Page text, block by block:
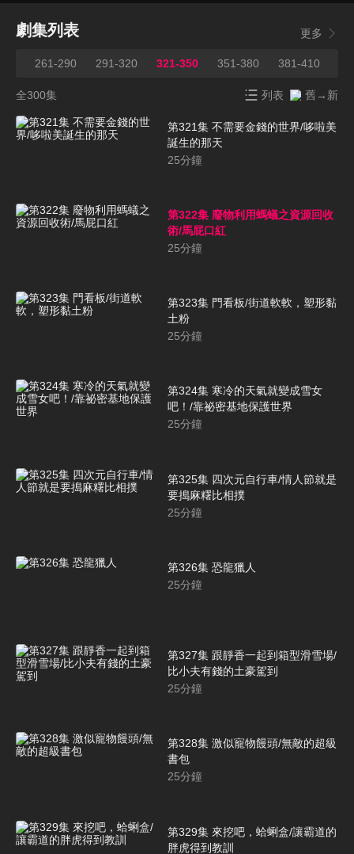
劇集列表 更多
261-290 291-320 321-350 351-380 381-410
全300集 列表 舊→新
第321集 不需要金錢的世界/哆啦美
誕生的那天
25分鐘
第322集 廢物利用螞蟻之資源回收
術/馬屁口紅
25分鐘
第323集 門看板/街道軟軟，塑形黏
土粉
25分鐘
第324集 寒冷的天氣就變成雪女
吧！/靠祕密基地保護世界
25分鐘
第325集 四次元自行車/情人節就是
要搗麻糬比相撲
25分鐘
第326集 恐龍獵人
25分鐘
第327集 跟靜香一起到箱型滑雪場/
比小夫有錢的土豪駕到
25分鐘
第328集 激似寵物饅頭/無敵的超級
書包
25分鐘
第329集 來挖吧，蛤蜊盒/讓霸道的
胖虎得到教訓